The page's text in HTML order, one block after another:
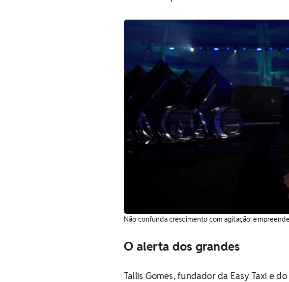
Não confunda crescimento com agitação:
O alerta dos grandes
Tallis Gomes, fundador da Easy Taxi e